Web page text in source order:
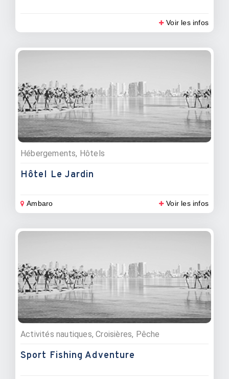
Voir les infos
Hébergements, Hôtels
Hôtel Le Jardin
Ambaro Voir les infos
Activités nautiques, Croisières, Pêche
Sport Fishing Adventure